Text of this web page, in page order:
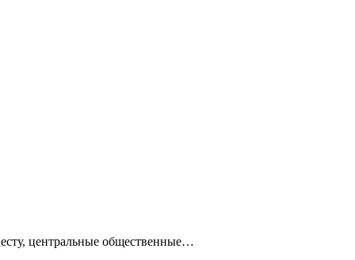
центральные общественные…